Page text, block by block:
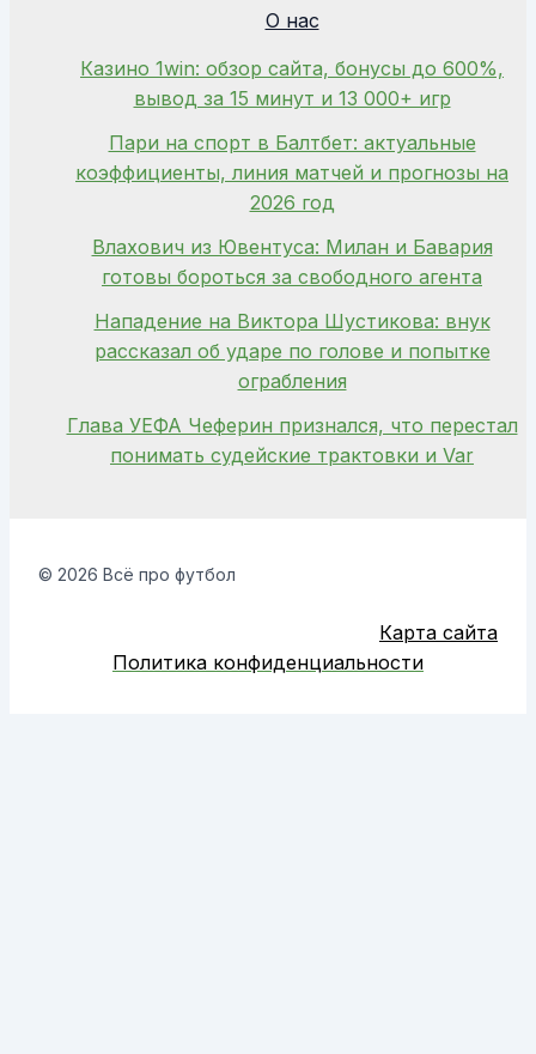
О нас
Казино 1win: обзор сайта, бонусы до 600%,
вывод за 15 минут и 13 000+ игр
Пари на спорт в Балтбет: актуальные
коэффициенты, линия матчей и прогнозы на
2026 год
Влахович из Ювентуса: Милан и Бавария
готовы бороться за свободного агента
Нападение на Виктора Шустикова: внук
рассказал об ударе по голове и попытке
ограбления
Глава УЕФА Чеферин признался, что перестал
понимать судейские трактовки и Var
© 2026 Всё про футбол
Карта сайта
Политика конфиденциальности